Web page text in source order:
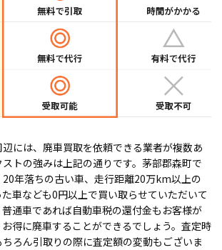
には、廃車買取を依頼できる業者が複数あ
トの強みは上記の通りです。茅部郡森町で
20年落ちの古い車、走行距離20万km以上の
車なども0円以上で買い取らせていただいて
通車であれば自動車税の還付金もお客様が
得に廃車することができるでしょう。査定時
ろん引取りの際に査定額の変動もございま